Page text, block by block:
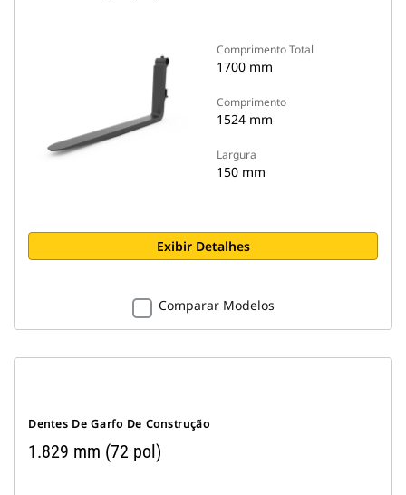
Comprimento Total
1700 mm
Comprimento
1524 mm
Largura
150 mm
Exibir Detalhes
Comparar Modelos
Dentes De Garfo De Construção
1.829 mm (72 pol)